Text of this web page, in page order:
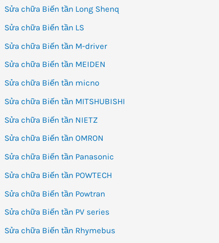
Sửa chữa Biến tần Long Shenq
Sửa chữa Biến tần LS
Sửa chữa Biến tần M-driver
Sửa chữa Biến tần MEIDEN
Sửa chữa Biến tần micno
Sửa chữa Biến tần MITSHUBISHI
Sửa chữa Biến tần NIETZ
Sửa chữa Biến tần OMRON
Sửa chữa Biến tần Panasonic
Sửa chữa Biến tần POWTECH
Sửa chữa Biến tần Powtran
Sửa chữa Biến tần PV series
Sửa chữa Biến tần Rhymebus